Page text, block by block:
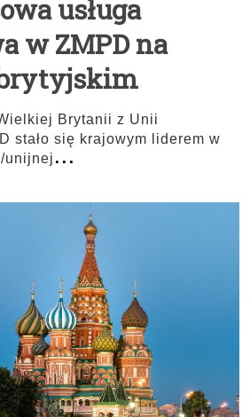
usługa
w ZMPD na
Brytanii z Unii
stało się krajowym liderem w
unijnej...